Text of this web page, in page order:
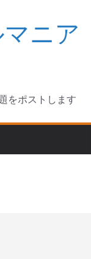
ニア
をポストします